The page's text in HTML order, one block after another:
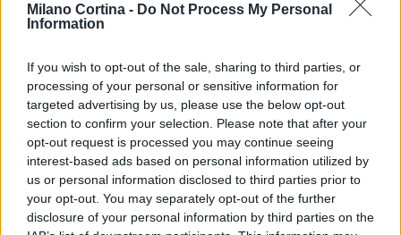
Milano Cortina - Do Not Process My Personal
Information
If you wish to opt-out of the sale, sharing to third parties, or
processing of your personal or sensitive information for
targeted advertising by us, please use the below opt-out
section to confirm your selection. Please note that after your
opt-out request is processed you may continue seeing
interest-based ads based on personal information utilized by
us or personal information disclosed to third parties prior to
your opt-out. You may separately opt-out of the further
disclosure of your personal information by third parties on the
e sicurezza. In pista, lamine con angoli consistenti
soletta favorisce scorrimento e allontanamento
dell’acqua. Routine consigliata: pulizia e
sciolinaturaperiodica; controllo sbrecciature e
riparazioni a p-tex; verifica viti attacchi e
funzionalità di sgancio. Per il rimessaggio: base
wax calda non raschiata, stoccaggio in luogo
fresco e asciutto, ganci scarponi chiusi al primo